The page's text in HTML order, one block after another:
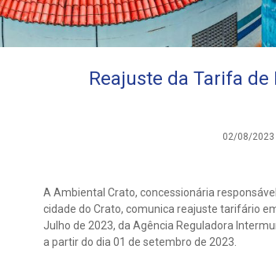
Reajuste da Tarifa
02/08/2023
A Ambiental Crato, concessionária
cidade do Crato, comunica reajuste tarifário
Julho de 2023, da Agência Reguladora
a partir do dia 01 de setembro de 2023.